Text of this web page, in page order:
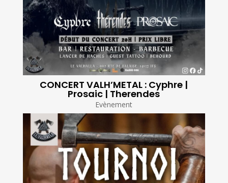
CONCERT VALH’METAL : Cyphre |
Prosaic | Therendes
Evènement